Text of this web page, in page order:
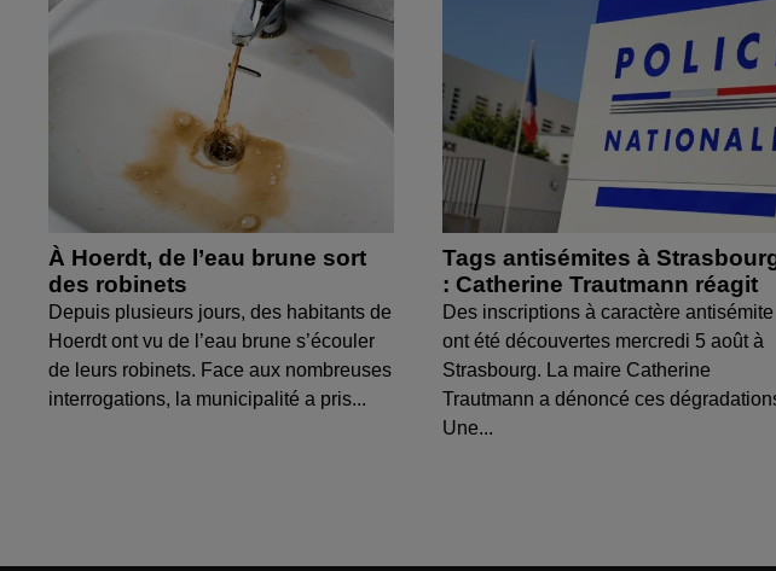
À Hoerdt, de l’eau brune sort
des robinets
Depuis plusieurs jours, des habitants de
Hoerdt ont vu de l’eau brune s’écouler
de leurs robinets. Face aux nombreuses
interrogations, la municipalité a pris...
Tags antisémites à
: Catherine Trautmann réagit
Des inscriptions à caractère antisémite
ont été découvertes mercredi 5 août à
Strasbourg. La maire Catherine
Trautmann a dénoncé ces
Une...